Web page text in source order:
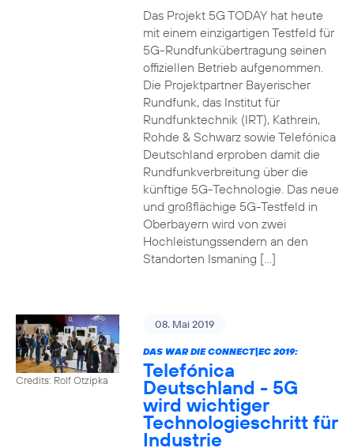
Das Projekt 5G TODAY hat heute
mit einem einzigartigen Testfeld für
5G-Rundfunkübertragung seinen
offiziellen Betrieb aufgenommen.
Die Projektpartner Bayerischer
Rundfunk, das Institut für
Rundfunktechnik (IRT), Kathrein,
Rohde & Schwarz sowie Telefónica
Deutschland erproben damit die
Rundfunkverbreitung über die
künftige 5G-Technologie. Das neue
und großflächige 5G-Testfeld in
Oberbayern wird von zwei
Hochleistungssendern an den
Standorten Ismaning […]
Credits: Rolf Otzipka
08. Mai 2019
DAS WAR DIE CONNECT|EC 2019:
Telefónica
Deutschland - 5G
wird wichtiger
Technologieschritt für
Industrie